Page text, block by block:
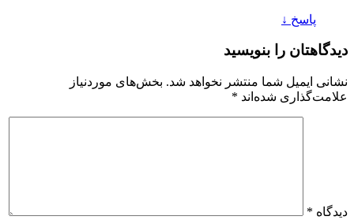
پاسخ ↓
دیدگاهتان را بنویسید
نشانی ایمیل شما منتشر نخواهد شد. بخش‌های موردنیاز
علامت‌گذاری شده‌اند *
دیدگاه *